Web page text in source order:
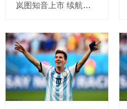
岚图知音上市 续航最高901km 限量价17.99万起